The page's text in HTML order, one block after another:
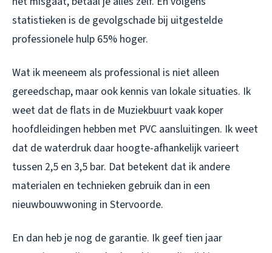
statistieken is de gevolgschade bij uitgestelde
professionele hulp 65% hoger.
Wat ik meeneem als professional is niet alleen
gereedschap, maar ook kennis van lokale situaties. Ik
weet dat de flats in de Muziekbuurt vaak koper
hoofdleidingen hebben met PVC aansluitingen. Ik weet
dat de waterdruk daar hoogte-afhankelijk varieert
tussen 2,5 en 3,5 bar. Dat betekent dat ik andere
materialen en technieken gebruik dan in een
nieuwbouwwoning in Stervoorde.
En dan heb je nog de garantie. Ik geef tien jaar